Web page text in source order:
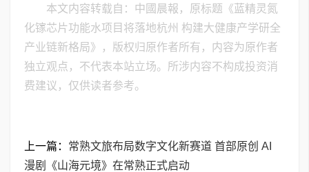
本文内容转载自：中國晨報，原标题《蓝精灵氮
化镓芯片功能水项目将落地杭州 构建大健康产学研全
产业链新格局》，版权归原作者所有，内容为原作者
独立观点，不代表本站立场。所涉内容不构成投资消
费建议，仅供读者参考。
上一篇： 常熟文旅布局数字文化新赛道 首部原创 AI
漫剧《山海元境》在常熟正式启动